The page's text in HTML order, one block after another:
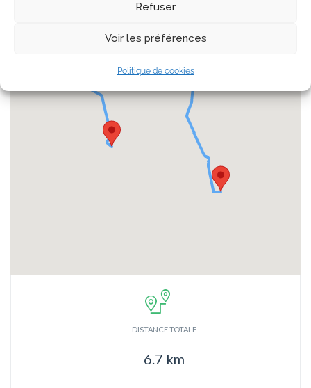
Refuser
Voir les préférences
Politique de cookies
DISTANCE TOTALE
6.7 km